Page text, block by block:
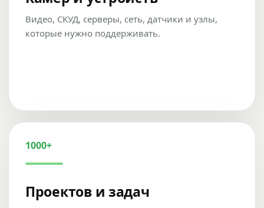
Видео, СКУД, серверы, сеть, датчики и узлы,
которые нужно поддерживать.
1000+
Проектов и задач